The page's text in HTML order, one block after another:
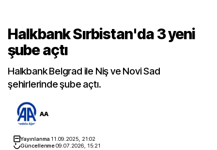
Halkbank Sırbistan'da 3 yeni
şube açtı
Halkbank Belgrad ile Niş ve Novi Sad
şehirlerinde şube açtı.
AA
Yayınlanma 11.09.2025, 21:02
Güncellenme09.07.2026, 15:21